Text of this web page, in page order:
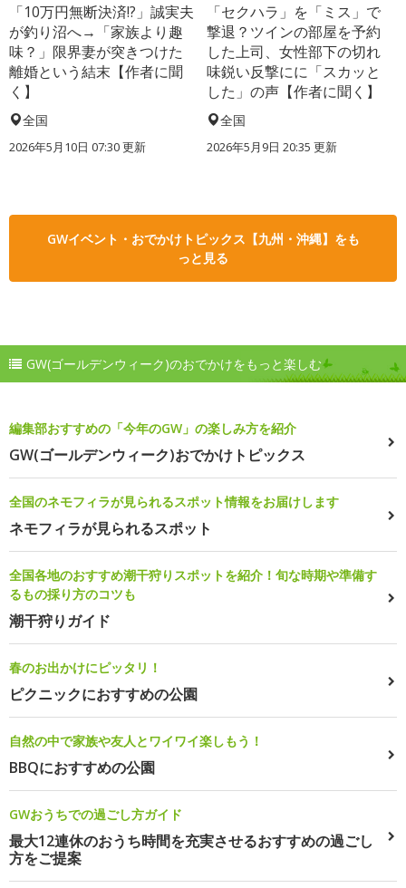
「10万円無断決済!?」誠実夫
が釣り沼へ→「家族より趣
味？」限界妻が突きつけた
離婚という結末【作者に聞
く】
全国
2026年5月10日 07:30 更新
「セクハラ」を「ミス」で
撃退？ツインの部屋を予約
した上司、女性部下の切れ
味鋭い反撃にに「スカッと
した」の声【作者に聞く】
全国
2026年5月9日 20:35 更新
GWイベント・おでかけトピックス【九州・沖縄】をも
っと見る
GW(ゴールデンウィーク)のおでかけをもっと楽しむ
編集部おすすめの「今年のGW」の楽しみ方を紹介
GW(ゴールデンウィーク)おでかけトピックス
全国のネモフィラが見られるスポット情報をお届けします
ネモフィラが見られるスポット
全国各地のおすすめ潮干狩りスポットを紹介！旬な時期や準備す
るもの採り方のコツも
潮干狩りガイド
春のお出かけにピッタリ！
ピクニックにおすすめの公園
自然の中で家族や友人とワイワイ楽しもう！
BBQにおすすめの公園
GWおうちでの過ごし方ガイド
最大12連休のおうち時間を充実させるおすすめの過ごし
方をご提案